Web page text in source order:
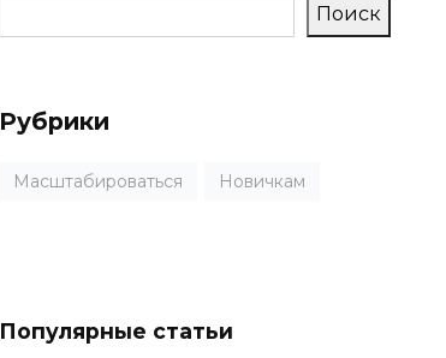
Поиск
Рубрики
Масштабироваться Новичкам
Популярные статьи